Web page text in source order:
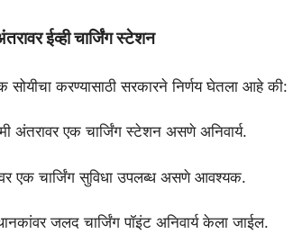
ईव्ही चार्जिंग स्टेशन
सोयीचा करण्यासाठी सरकारने निर्णय घेतला आहे की:
अंतरावर एक चार्जिंग स्टेशन असणे अनिवार्य.
एक चार्जिंग सुविधा उपलब्ध असणे आवश्यक.
जलद चार्जिंग पॉइंट अनिवार्य केला जाईल.